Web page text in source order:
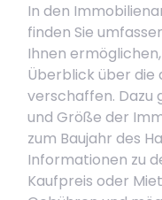
In den
finden Sie
Ihnen
Überblick über die
verschaffen. Dazu
und Größe der
zum Baujahr des
Informationen zu
Kaufpreis oder